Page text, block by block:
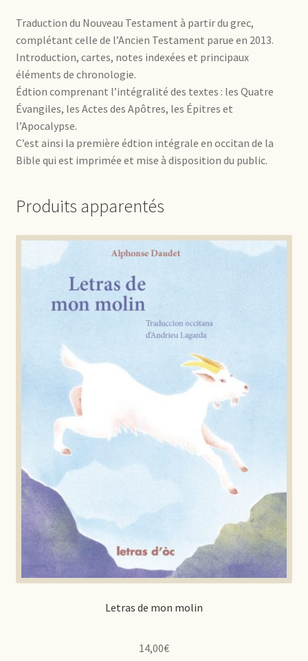
Traduction du Nouveau Testament à partir du grec,
complétant celle de l’Ancien Testament parue en 2013.
Introduction, cartes, notes indexées et principaux
éléments de chronologie.
Édtion comprenant l’intégralité des textes : les Quatre
Évangiles, les Actes des Apôtres, les Épitres et
l’Apocalypse.
C’est ainsi la première édtion intégrale en occitan de la
Bible qui est imprimée et mise à disposition du public.
Produits apparentés
Letras de mon molin
14,00€